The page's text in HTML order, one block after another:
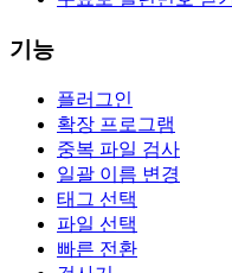
기능
플러그인
확장 프로그램
중복 파일 검사
일괄 이름 변경
태그 선택
파일 선택
빠른 전환